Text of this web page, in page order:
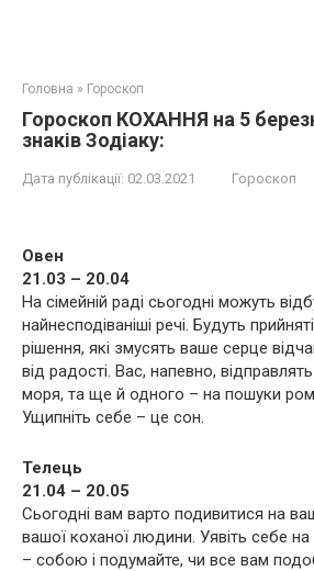
Головна » Гороскоп
Гороскоп КОХАННЯ на 5
знаків Зодіаку:
Дата публікації: 02.03.2021 Гороскоп
Овен
21.03 – 20.04
На сімейній раді сьогодні можуть
найнесподіваніші речі. Будуть
рішення, які змусять ваше серце
від радості. Вас, напевно,
моря, та ще й одного – на пошуки
Ущипніть себе – це сон.
Телець
21.04 – 20.05
Сьогодні вам варто подивитися на
вашої коханої людини. Уявіть себе
– собою і подумайте, чи все вам